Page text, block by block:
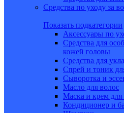
Средства по уходу за
Показать подкатегории
Аксессуары по
Средства для
кожей головы
Средства для
Спрей и тоник
Сыворотка и
Масло для волос
Маска и крем для
Кондиционер и